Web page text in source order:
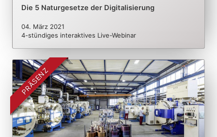
Die 5 Naturgesetze der Digitalisierung
04. März 2021
4-stündiges interaktives Live-Webinar
PRÄSENZ